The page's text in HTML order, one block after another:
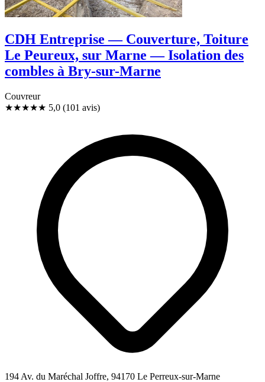
CDH Entreprise — Couverture, Toiture
Le Peureux, sur Marne — Isolation des
combles à Bry-sur-Marne
Couvreur
★★★★★ 5,0 (101 avis)
194 Av. du Maréchal Joffre, 94170 Le Perreux-sur-Marne